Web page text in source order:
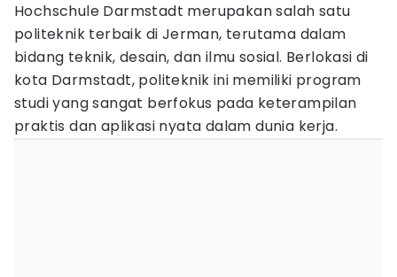
Hochschule Darmstadt merupakan salah satu
politeknik terbaik di Jerman, terutama dalam
bidang teknik, desain, dan ilmu sosial. Berlokasi di
kota Darmstadt, politeknik ini memiliki program
studi yang sangat berfokus pada keterampilan
praktis dan aplikasi nyata dalam dunia kerja.